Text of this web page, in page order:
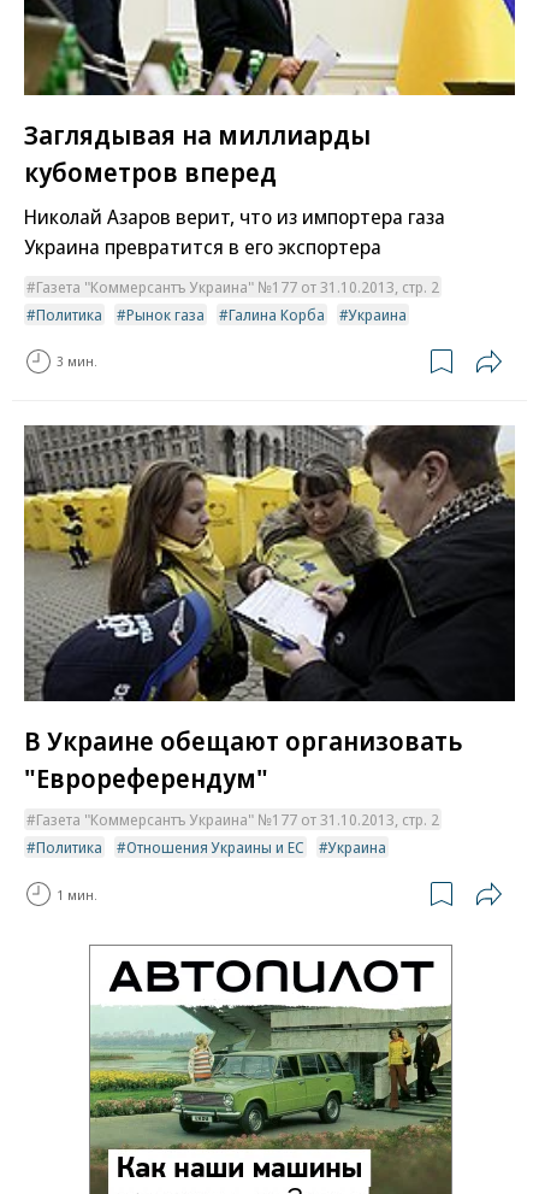
Заглядывая на миллиарды
кубометров вперед
Николай Азаров верит, что из импортера газа
Украина превратится в его экспортера
Газета "Коммерсантъ Украина" №177 от 31.10.2013, стр. 2
Политика
Рынок газа Галина Корба Украина
3 мин.
В Украине обещают организовать
"Еврореферендум"
Газета "Коммерсантъ Украина" №177 от 31.10.2013, стр. 2
Политика
Отношения Украины и ЕС Украина
1 мин.